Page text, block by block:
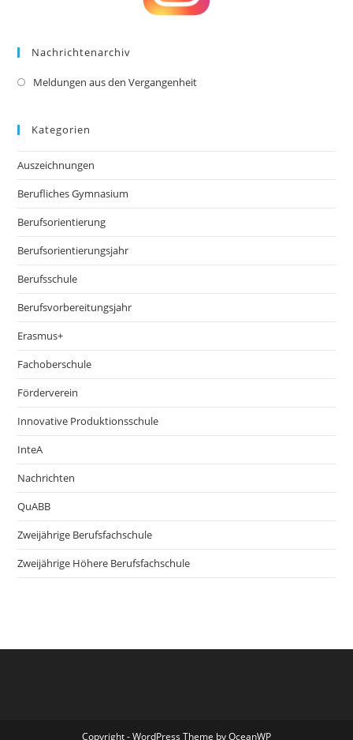
Nachrichtenarchiv
Meldungen aus den Vergangenheit
Kategorien
Auszeichnungen
Berufliches Gymnasium
Berufsorientierung
Berufsorientierungsjahr
Berufsschule
Berufsvorbereitungsjahr
Erasmus+
Fachoberschule
Förderverein
Innovative Produktionsschule
InteA
Nachrichten
QuABB
Zweijährige Berufsfachschule
Zweijährige Höhere Berufsfachschule
Copyright - WordPress Theme by OceanWP